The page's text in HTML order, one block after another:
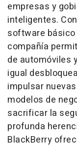
empresas y
inteligentes.
software
compañía
de automóviles
igual
impulsar
modelos de
sacrificar la
profunda
BlackBerry